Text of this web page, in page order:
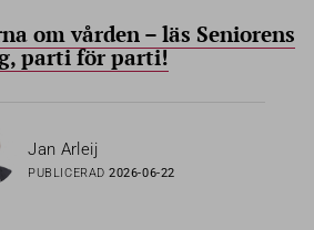
om vården – läs Seniorens
parti för parti!
Jan Arleij
PUBLICERAD2026-06-22